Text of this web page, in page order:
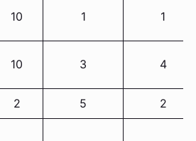
10 1 1
10 3 4
2 5 2